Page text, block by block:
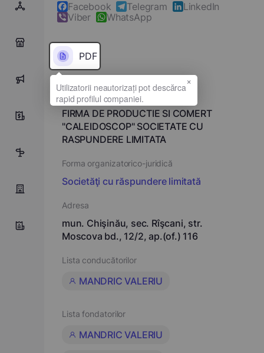
0
Facebook Telegram
LinkedIn
Viber
WhatsApp
PDF
Denumirea completă
FIRMA DE PRODUCTIE SI COMERT
"CALEIDOSCOP" SOCIETATE CU
RASPUNDERE LIMITATA
Forma organizatorico-juridică
Societăţi cu răspundere limitată
Adresa
mun. Chişinău, sec. Rîşcani, str.
Moscova bd., 12/2, ap.(of.) 116
Lista conducătorilor
MANDRIC VALERIU
Lista fondatorilor
MANDRIC VALERIU
×